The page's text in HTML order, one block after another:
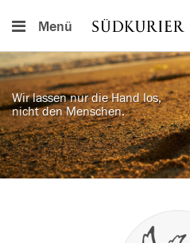
Menü
Wir lassen nur die Hand los,
nicht den Menschen.